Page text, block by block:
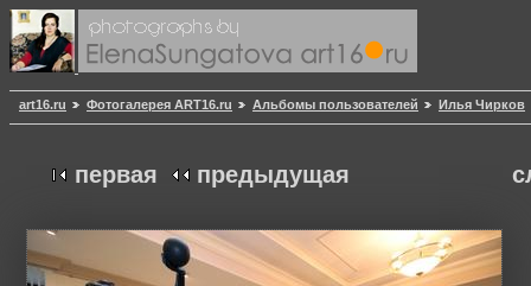
art16.ru Фотогалерея ART16.ru Альбомы пользователей Илья Чирков
первая предыдущая